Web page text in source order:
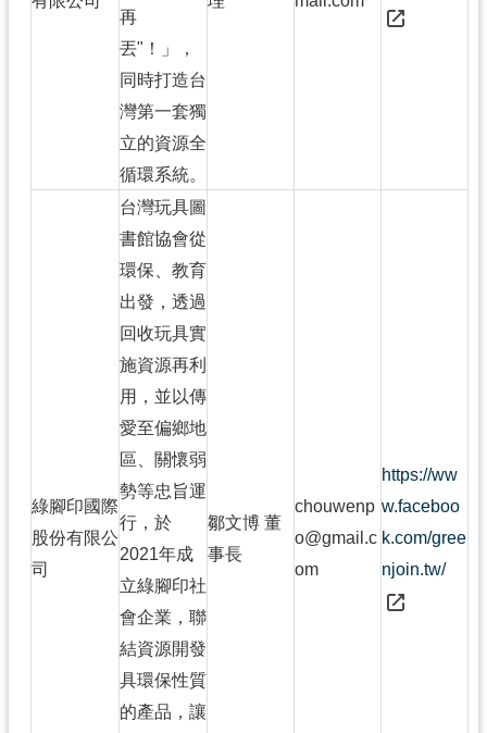
再
丟"！」，
同時打造台
灣第一套獨
立的資源全
循環系統。
綠腳印國際
股份有限公
司
台灣玩具圖
書館協會從
環保、教育
出發，透過
回收玩具實
施資源再利
用，並以傳
愛至偏鄉地
區、關懷弱
勢等忠旨運
行，於
2021年成
立綠腳印社
會企業，聯
結資源開發
具環保性質
的產品，讓
鄒文博 董
事長
chouwenp
o@gmail.c
om
https://ww
w.faceboo
k.com/gree
njoin.tw/